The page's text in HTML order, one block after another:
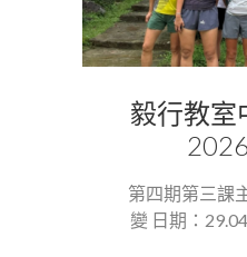
毅行教室
第四期第三課
變 日期：